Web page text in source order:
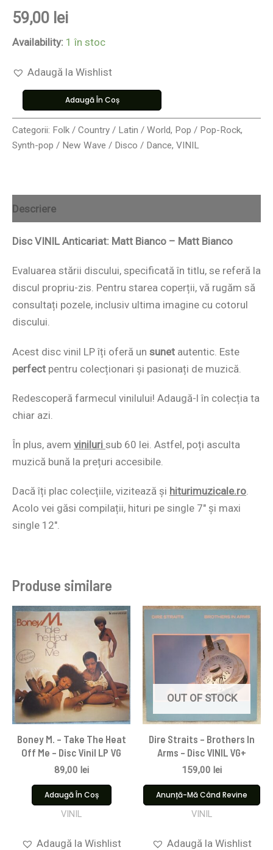
59,00 lei
Availability: 1 în stoc
Adaugă la Wishlist
Adaugă În Coș
Categorii: Folk / Country / Latin / World, Pop / Pop-Rock,
Synth-pop / New Wave / Disco / Dance, VINIL
Descriere
Disc VINIL Anticariat: Matt Bianco – Matt Bianco
Evaluarea stării discului, specificată în titlu, se referă la
discul propriu-zis. Pentru starea coperții, vă rugăm să
consultați pozele, inclusiv ultima imagine cu cotorul
discului.
Acest disc vinil LP îți oferă un sunet autentic. Este
perfect pentru colecționari și pasionați de muzică.
Redescoperă farmecul vinilului! Adaugă-l în colecția ta
chiar azi.
În plus, avem viniluri sub 60 lei. Astfel, poți asculta
muzică bună la prețuri accesibile.
Dacă îți plac colecțiile, vizitează și hiturimuzicale.ro.
Acolo vei găsi compilații, hituri pe single 7″ și maxi
single 12″.
Produse similare
Boney M. – Take The Heat
Off Me – Disc Vinil LP VG
89,00 lei
Adaugă În Coș
VINIL
Adaugă la Wishlist
OUT OF STOCK
Dire Straits ‎– Brothers In
Arms – Disc VINIL VG+
159,00 lei
Anunță-Mă Când Revine
VINIL
Adaugă la Wishlist